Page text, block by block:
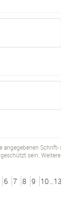
angegebenen
sein.
6 7 8 9 10…13